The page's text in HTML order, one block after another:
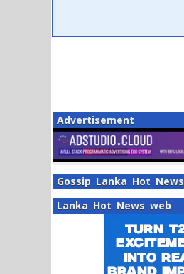
Advertisement
Gossip Lanka Hot News
Lanka Hot News web